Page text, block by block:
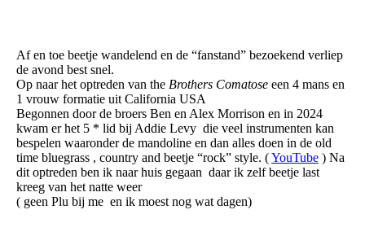
Af en toe beetje wandelend en de “fanstand” bezoekend verliep
de avond best snel.
Op naar het optreden van the Brothers Comatose een 4 mans en
1 vrouw formatie uit California USA
Begonnen door de broers Ben en Alex Morrison en in 2024
kwam er het 5 * lid bij Addie Levy die veel instrumenten kan
bespelen waaronder de mandoline en dan alles doen in de old
time bluegrass , country and beetje “rock” style. (YouTube ) Na
dit optreden ben ik naar huis gegaan daar ik zelf beetje last
kreeg van het natte weer
( geen Plu bij me en ik moest nog wat dagen)